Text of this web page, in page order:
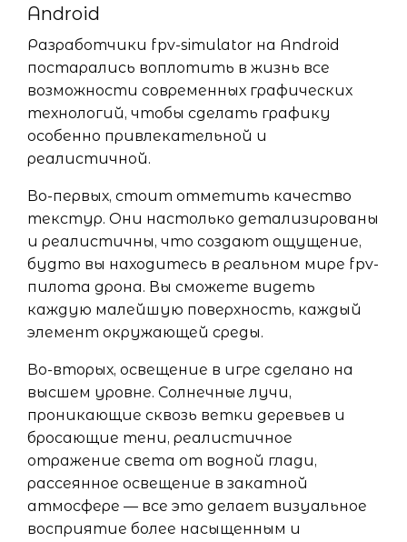
Android
Разработчики fpv-simulator на Android
постарались воплотить в жизнь все
возможности современных графических
технологий, чтобы сделать графику
особенно привлекательной и
реалистичной.
Во-первых, стоит отметить качество
текстур. Они настолько детализированы
и реалистичны, что создают ощущение,
будто вы находитесь в реальном мире fpv-
пилота дрона. Вы сможете видеть
каждую малейшую поверхность, каждый
элемент окружающей среды.
Во-вторых, освещение в игре сделано на
высшем уровне. Солнечные лучи,
проникающие сквозь ветки деревьев и
бросающие тени, реалистичное
отражение света от водной глади,
рассеянное освещение в закатной
атмосфере — все это делает визуальное
восприятие более насыщенным и